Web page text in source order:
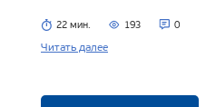
22 мин. 193 0
Читать далее